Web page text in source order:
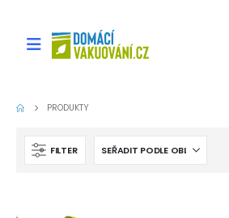
PRODUKTY
FILTER